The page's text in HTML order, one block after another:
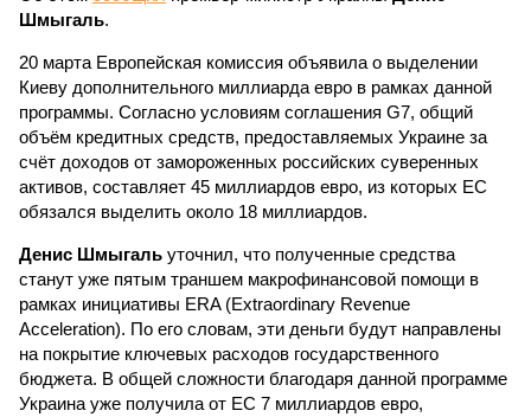
Шмыгаль.
20 марта Европейская комиссия объявила о выделении
Киеву дополнительного миллиарда евро в рамках данной
программы. Согласно условиям соглашения G7, общий
объём кредитных средств, предоставляемых Украине за
счёт доходов от замороженных российских суверенных
активов, составляет 45 миллиардов евро, из которых ЕС
обязался выделить около 18 миллиардов.
Денис Шмыгаль уточнил, что полученные средства
станут уже пятым траншем макрофинансовой помощи в
рамках инициативы ERA (Extraordinary Revenue
Acceleration). По его словам, эти деньги будут направлены
на покрытие ключевых расходов государственного
бюджета. В общей сложности благодаря данной программе
Украина уже получила от ЕС 7 миллиардов евро,